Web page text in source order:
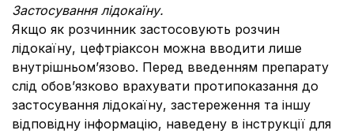
Застосування лідокаїну.
Якщо як розчинник застосовують розчин
лідокаїну, цефтріаксон можна вводити лише
внутрішньом’язово. Перед введенням препарату
слід обов’язково врахувати протипоказання до
застосування лідокаїну, застереження та іншу
відповідну інформацію, наведену в інструкції для